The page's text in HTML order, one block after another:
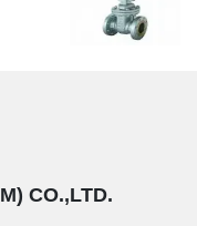
CO.,LTD.